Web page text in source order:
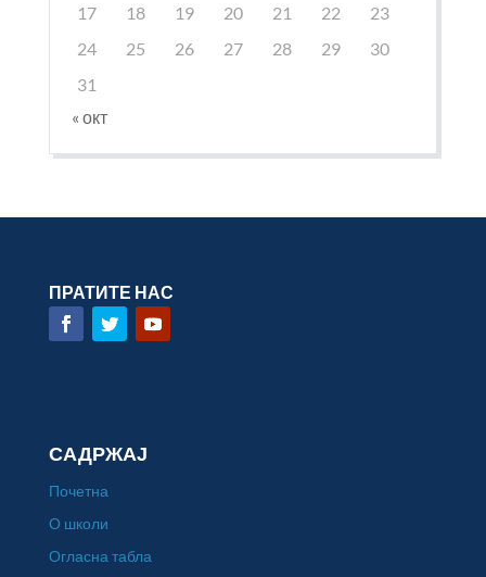
17
18 19 20 21 22
23
24
25 26 27 28 29
30
31
« окт
ПРАТИТЕ НАС
САДРЖАЈ
Почетна
О школи
Огласна табла